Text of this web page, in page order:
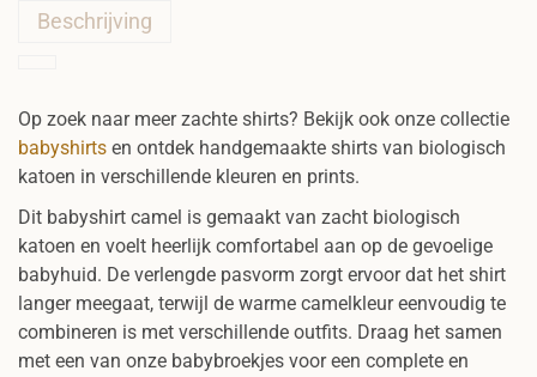
Beschrijving
Op zoek naar meer zachte shirts? Bekijk ook onze collectie
babyshirts en ontdek handgemaakte shirts van biologisch
katoen in verschillende kleuren en prints.
Dit babyshirt camel is gemaakt van zacht biologisch
katoen en voelt heerlijk comfortabel aan op de gevoelige
babyhuid. De verlengde pasvorm zorgt ervoor dat het shirt
langer meegaat, terwijl de warme camelkleur eenvoudig te
combineren is met verschillende outfits. Draag het samen
met een van onze babybroekjes voor een complete en